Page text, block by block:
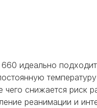
660 идеально
чего снижается
реанимации и